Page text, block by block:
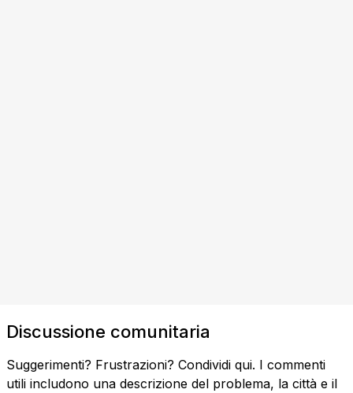
Discussione comunitaria
Suggerimenti? Frustrazioni? Condividi qui. I commenti
utili includono una descrizione del problema, la città e il